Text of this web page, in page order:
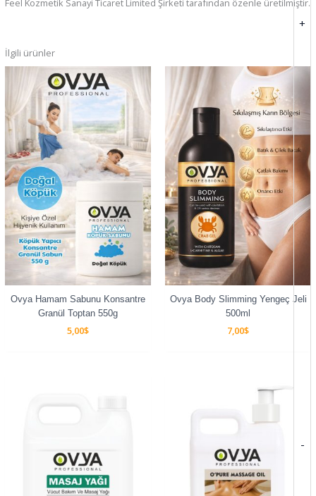
-
+
Feel Kozmetik Sanayi Ticaret Limited Şirketi tarafından özenle üretilmiştir.
İlgili ürünler
Ovya Hamam Sabunu Konsantre
Granül Toptan 550g
5,00$
Ovya Body Slimming Yengeç Jeli
500ml
7,00$